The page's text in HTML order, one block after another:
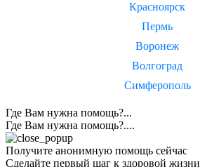
Красноярск
Пермь
Воронеж
Волгоград
Симферополь
Где Вам нужна помощь?...
Где Вам нужна помощь?....
Получите анонимную помощь сейчас
Сделайте первый шаг к здоровой жизни